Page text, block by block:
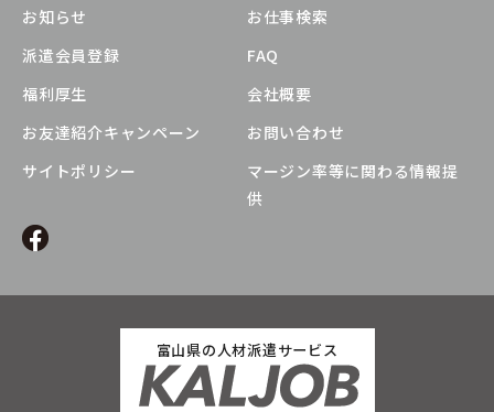
お知らせ
お仕事検索
派遣会員登録
FAQ
福利厚生
会社概要
お友達紹介キャンペーン
お問い合わせ
サイトポリシー
マージン率等に関わる情報提
供
富山県の人材派遣サービス